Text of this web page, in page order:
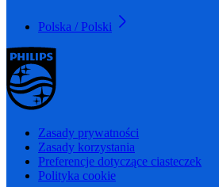
Polska / Polski
Zasady prywatności
Zasady korzystania
Preferencje dotyczące ciasteczek
Polityka cookie